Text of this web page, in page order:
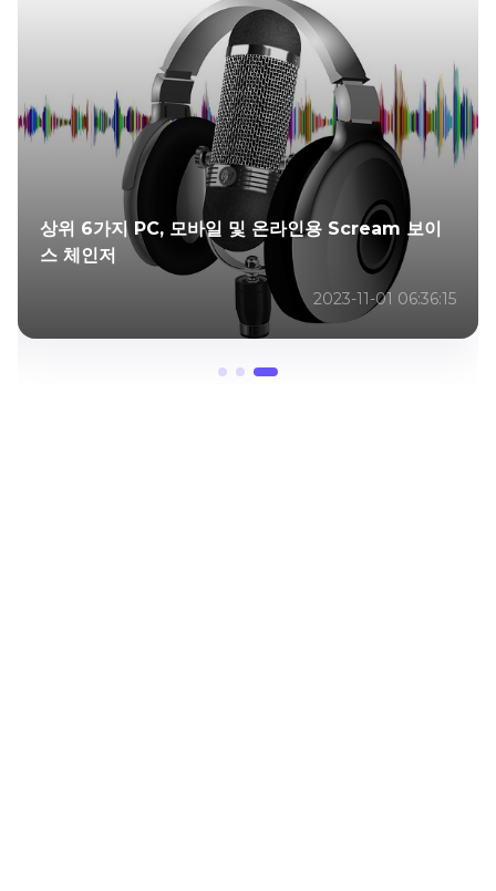
상위 6가지 PC, 모바일 및 온라인용 Scream 보이
스 체인저
2023-11-01 06:36:15